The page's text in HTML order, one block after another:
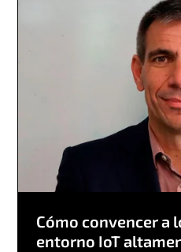
Cómo convencer a
entorno IoT